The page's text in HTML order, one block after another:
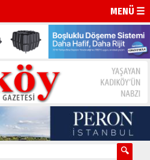
MENÜ ☰